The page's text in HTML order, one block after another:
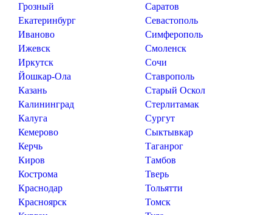
Грозный
Екатеринбург
Иваново
Ижевск
Иркутск
Йошкар-Ола
Казань
Калининград
Калуга
Кемерово
Керчь
Киров
Кострома
Краснодар
Красноярск
Саратов
Севастополь
Симферополь
Смоленск
Сочи
Ставрополь
Старый Оскол
Стерлитамак
Сургут
Сыктывкар
Таганрог
Тамбов
Тверь
Тольятти
Томск